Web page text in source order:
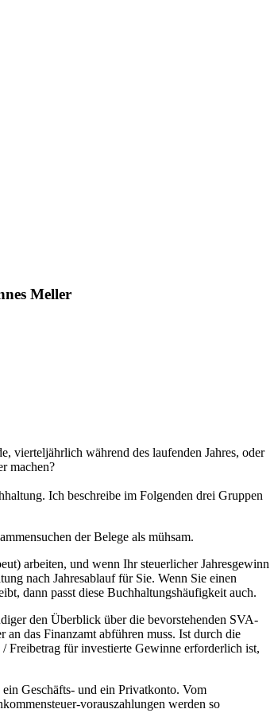
Meller
vierteljährlich während des laufenden Jahres, oder
machen?
Ich beschreibe im Folgenden drei Gruppen
der Belege als mühsam.
arbeiten, und wenn Ihr steuerlicher Jahresgewinn
nach Jahresablauf für Sie. Wenn Sie einen
dann passt diese Buchhaltungshäufigkeit auch.
den Überblick über die bevorstehenden SVA-
das Finanzamt abführen muss. Ist durch die
Freibetrag für investierte Gewinne erforderlich ist,
Geschäfts- und ein Privatkonto. Vom
vorauszahlungen werden so